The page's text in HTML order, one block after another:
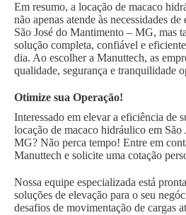
Em resumo, a locação de macaco
não apenas atende às necessidades
São José do Mantimento – MG, mas
solução completa, confiável e
dia. Ao escolher a Manuttech, as
qualidade, segurança e tranquilidade
Otimize sua Operação!
Interessado em elevar a eficiência de
locação de macaco hidráulico em
MG? Não perca tempo! Entre em
Manuttech e solicite uma cotação
Nossa equipe especializada está
soluções de elevação para o seu
desafios de movimentação de cargas